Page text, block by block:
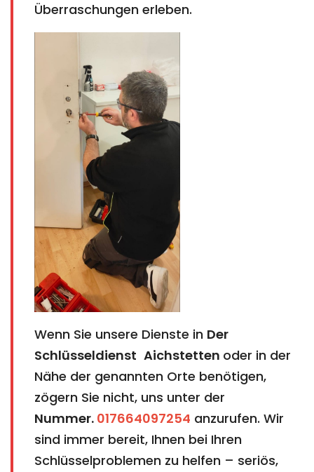
Überraschungen erleben.
Wenn Sie unsere Dienste in Der
Schlüsseldienst Aichstetten​​​​​​​​​​​​​​ oder in der
Nähe der genannten Orte benötigen,
zögern Sie nicht, uns unter der
Nummer. 017664097254 anzurufen. Wir
sind immer bereit, Ihnen bei Ihren
Schlüsselproblemen zu helfen – seriös,